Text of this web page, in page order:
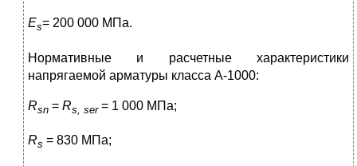
Es= 200 000 МПа.
Нормативные и расчетные характеристики
напрягаемой арматуры класса А-1000:
Rsn = Rs, ser = 1 000 МПа;
Rs = 830 МПа;